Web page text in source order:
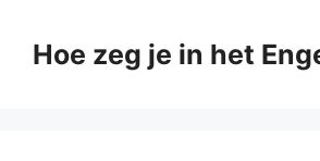
naarHoe zeg je in het